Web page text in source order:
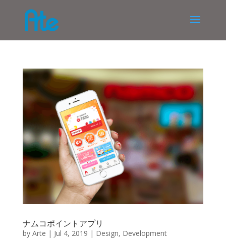
ナムコポイントアプリ
by Arte | Jul 4, 2019 | Design, Development